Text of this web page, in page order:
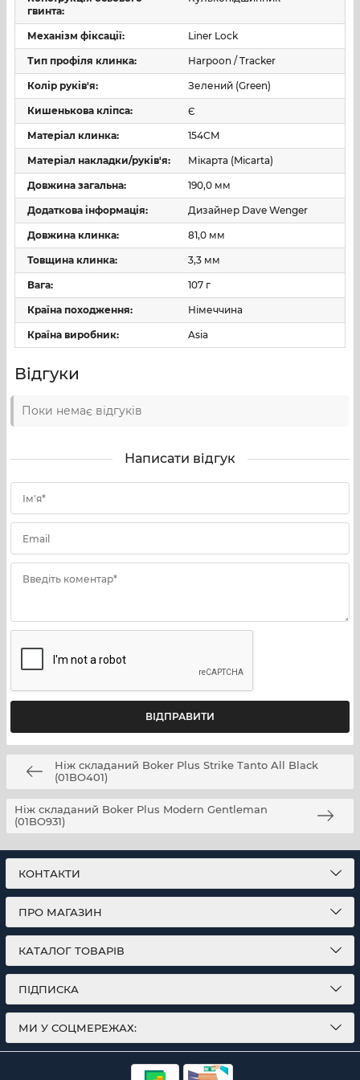
Забезпечує приховане та зручне носіння ножа у
кишені (тип кріплення — tip-up, права сторона).
Застосування
Щоденне використання (EDC)— компактність і
функціональність роблять цей ніж зручним
помічником у повсякденному житті.
Bushcraft і туризм— продумана геометрія клинка
підходить для дрібних та середніх польових
завдань.
Технічне та тактичне використання— надійна
фіксація клинка та зручне витягування навіть у
рукавичках.
Технічні характеристики
Характеристика Значення
Harpoon / Tracker
Покриття клинка Stonewash з чорним Cerakote
Матеріал руків’я Коричнева Micarta
Механізм відкриття Фліппер на підшипниках
Кліпса
Вага 107 г
Артикул 01BP0002
гвинта:
Механізм фіксації: Liner Lock
Тип профіля клинка: Harpoon / Tracker
Колір руків'я: Зелений (Green)
Кишенькова кліпса: Є
Матеріал клинка: 154CM
Матеріал накладки/руків'я: Мікарта (Micarta)
Довжина загальна: 190,0 мм
Додаткова інформація: Дизайнер Dave Wenger
Довжина клинка: 81,0 мм
Товщина клинка: 3,3 мм
Вага: 107 г
Країна походження: Німеччина
Країна виробник: Asia
Відгуки
Поки немає відгуків
Написати відгук
Ім'я*
Email
Введіть коментар*
Ніж складаний Boker Plus Strike Tanto All Black
(01BO401)
Ніж складаний Boker Plus Modern Gentleman
(01BO931)
КОНТАКТИ
ПРО МАГАЗИН
КАТАЛОГ ТОВАРІВ
ПІДПИСКА
МИ У СОЦМЕРЕЖАХ: